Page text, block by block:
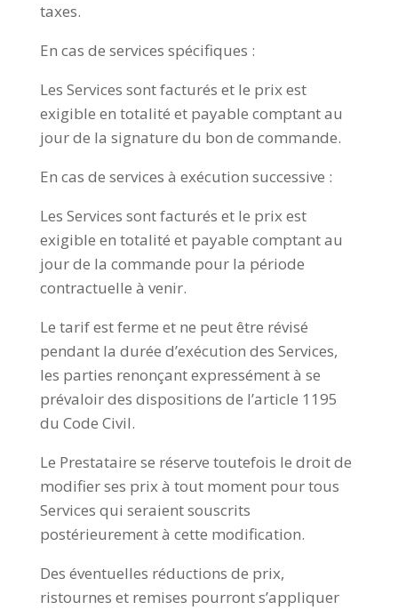
taxes.
En cas de services spécifiques :
Les Services sont facturés et le prix est
exigible en totalité et payable comptant au
jour de la signature du bon de commande.
En cas de services à exécution successive :
Les Services sont facturés et le prix est
exigible en totalité et payable comptant au
jour de la commande pour la période
contractuelle à venir.
Le tarif est ferme et ne peut être révisé
pendant la durée d’exécution des Services,
les parties renonçant expressément à se
prévaloir des dispositions de l’article 1195
du Code Civil.
Le Prestataire se réserve toutefois le droit de
modifier ses prix à tout moment pour tous
Services qui seraient souscrits
postérieurement à cette modification.
Des éventuelles réductions de prix,
ristournes et remises pourront s’appliquer